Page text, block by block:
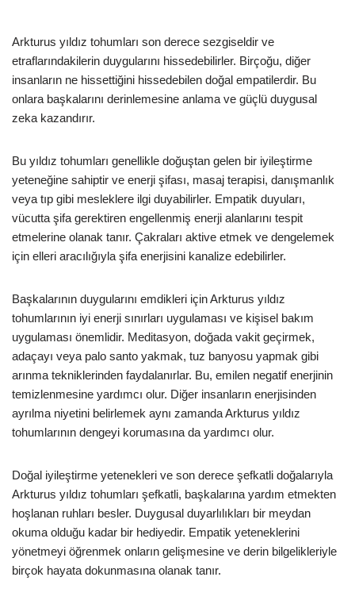
Arkturus yıldız tohumları son derece sezgiseldir ve
etraflarındakilerin duygularını hissedebilirler. Birçoğu, diğer
insanların ne hissettiğini hissedebilen doğal empatilerdir. Bu
onlara başkalarını derinlemesine anlama ve güçlü duygusal
zeka kazandırır.
Bu yıldız tohumları genellikle doğuştan gelen bir iyileştirme
yeteneğine sahiptir ve enerji şifası, masaj terapisi, danışmanlık
veya tıp gibi mesleklere ilgi duyabilirler. Empatik duyuları,
vücutta şifa gerektiren engellenmiş enerji alanlarını tespit
etmelerine olanak tanır. Çakraları aktive etmek ve dengelemek
için elleri aracılığıyla şifa enerjisini kanalize edebilirler.
Başkalarının duygularını emdikleri için Arkturus yıldız
tohumlarının iyi enerji sınırları uygulaması ve kişisel bakım
uygulaması önemlidir. Meditasyon, doğada vakit geçirmek,
adaçayı veya palo santo yakmak, tuz banyosu yapmak gibi
arınma tekniklerinden faydalanırlar. Bu, emilen negatif enerjinin
temizlenmesine yardımcı olur. Diğer insanların enerjisinden
ayrılma niyetini belirlemek aynı zamanda Arkturus yıldız
tohumlarının dengeyi korumasına da yardımcı olur.
Doğal iyileştirme yetenekleri ve son derece şefkatli doğalarıyla
Arkturus yıldız tohumları şefkatli, başkalarına yardım etmekten
hoşlanan ruhları besler. Duygusal duyarlılıkları bir meydan
okuma olduğu kadar bir hediyedir. Empatik yeteneklerini
yönetmeyi öğrenmek onların gelişmesine ve derin bilgelikleriyle
birçok hayata dokunmasına olanak tanır.